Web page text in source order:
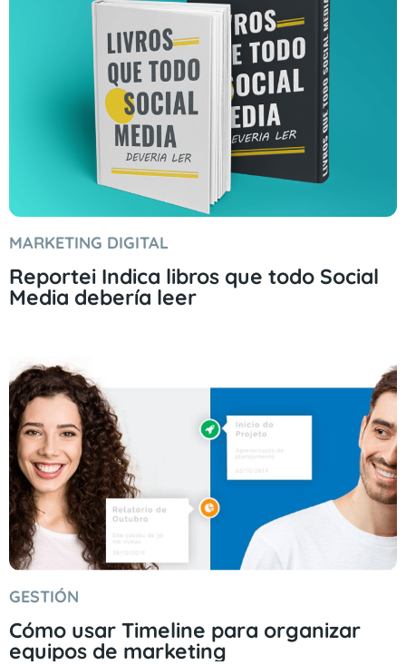
MARKETING DIGITAL
Reportei Indica libros que todo Social
Media debería leer
GESTIÓN
Cómo usar Timeline para organizar
equipos de marketing